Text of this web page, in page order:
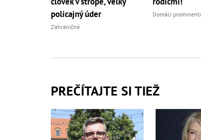
policajný úder
Zahraničné
Domáci prominenti
PREČÍTAJTE SI TIEŽ